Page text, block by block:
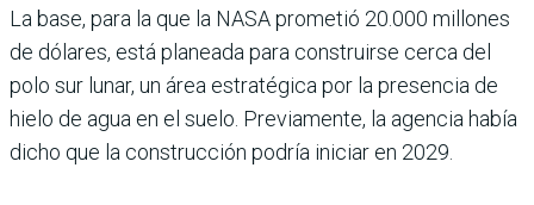
La base, para la que la NASA prometió 20.000 millones
de dólares, está planeada para construirse cerca del
polo sur lunar, un área estratégica por la presencia de
hielo de agua en el suelo. Previamente, la agencia había
dicho que la construcción podría iniciar en 2029.